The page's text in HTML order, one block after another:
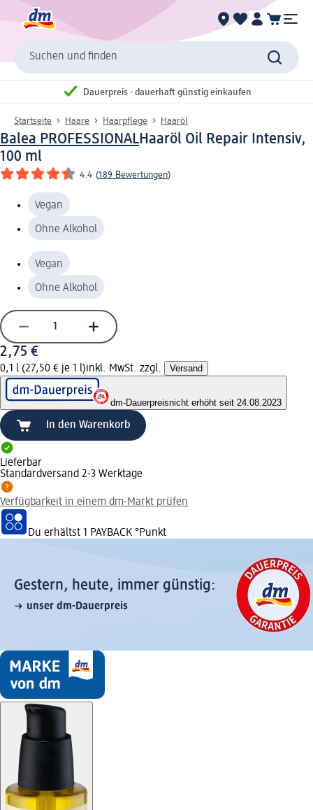
Suchen und finden
Dauerpreis - dauerhaft günstig einkaufen
Startseite Haare Haarpflege Haaröl
Balea PROFESSIONALHaaröl Oil Repair Intensiv,
100 ml
4.4 (189 Bewertungen)
Vegan
Ohne Alkohol
Vegan
Ohne Alkohol
2,75 €
0,1 l (27,50 € je 1 l)inkl. MwSt. zzgl. Versand
dm-Dauerpreisnicht erhöht seit 24.08.2023
In den Warenkorb
Lieferbar
Standardversand 2-3 Werktage
Verfügbarkeit in einem dm-Markt prüfen
Du erhältst 1 PAYBACK °Punkt
Gestern, heute, immer günstig:
unser dm-Dauerpreis